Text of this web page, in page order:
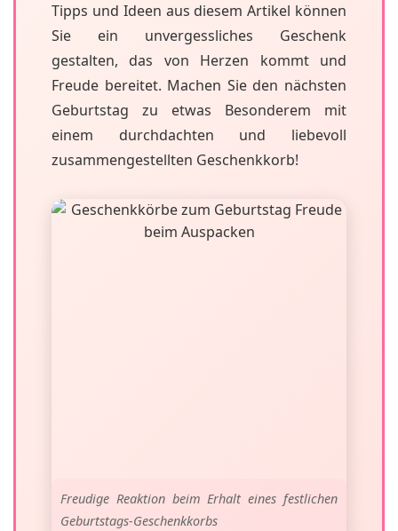
Tipps und Ideen aus diesem Artikel können
Sie ein unvergessliches Geschenk
gestalten, das von Herzen kommt und
Freude bereitet. Machen Sie den nächsten
Geburtstag zu etwas Besonderem mit
einem durchdachten und liebevoll
zusammengestellten Geschenkkorb!
Freudige Reaktion beim Erhalt eines festlichen
Geburtstags-Geschenkkorbs